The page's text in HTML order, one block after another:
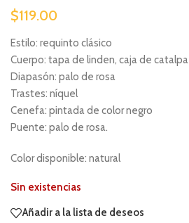
$119.00
Estilo: requinto clásico
Cuerpo: tapa de linden, caja de catalpa
Diapasón: palo de rosa
Trastes: níquel
Cenefa: pintada de color negro
Puente: palo de rosa.
Color disponible: natural
Sin existencias
Añadir a la lista de deseos